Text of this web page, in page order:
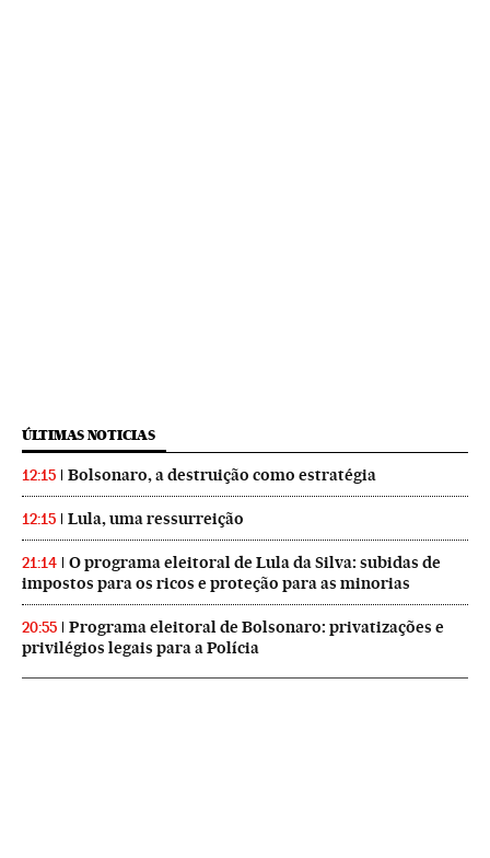
ÚLTIMAS NOTICIAS
12:15 Bolsonaro, a destruição como estratégia
12:15 Lula, uma ressurreição
21:14
O programa eleitoral de Lula da Silva: subidas de
impostos para os ricos e proteção para as minorias
20:55
Programa eleitoral de Bolsonaro: privatizações e
privilégios legais para a Polícia